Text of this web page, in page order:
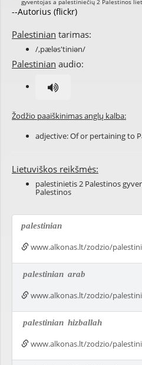
--Autorius (flickr)
Palestinian tarimas:
/,pæləs'tiniən/
Palestinian audio:
Žodžio paaiškinimas anglų kalba:
adjective: Of or pertaining to
Lietuviškos reikšmės:
palestinietis 2 Palestinos
Palestinos
palestinian
www.alkonas.lt/zodzio/
palestinian arab
www.alkonas.lt/zodzio/
palestinian hizballah
www.alkonas.lt/zodzio/